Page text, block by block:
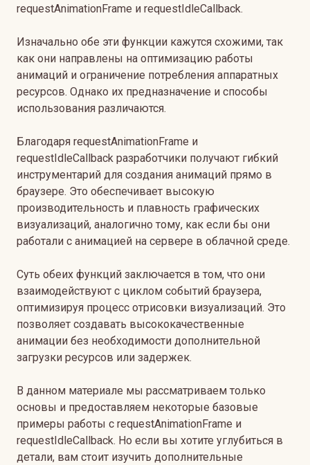
requestAnimationFrame и requestIdleCallback.
Изначально обе эти функции кажутся схожими, так
как они направлены на оптимизацию работы
анимаций и ограничение потребления аппаратных
ресурсов. Однако их предназначение и способы
использования различаются.
Благодаря requestAnimationFrame и
requestIdleCallback разработчики получают гибкий
инструментарий для создания анимаций прямо в
браузере. Это обеспечивает высокую
производительность и плавность графических
визуализаций, аналогично тому, как если бы они
работали с анимацией на сервере в облачной среде.
Суть обеих функций заключается в том, что они
взаимодействуют с циклом событий браузера,
оптимизируя процесс отрисовки визуализаций. Это
позволяет создавать высококачественные
анимации без необходимости дополнительной
загрузки ресурсов или задержек.
В данном материале мы рассматриваем только
основы и предоставляем некоторые базовые
примеры работы с requestAnimationFrame и
requestIdleCallback. Но если вы хотите углубиться в
детали, вам стоит изучить дополнительные